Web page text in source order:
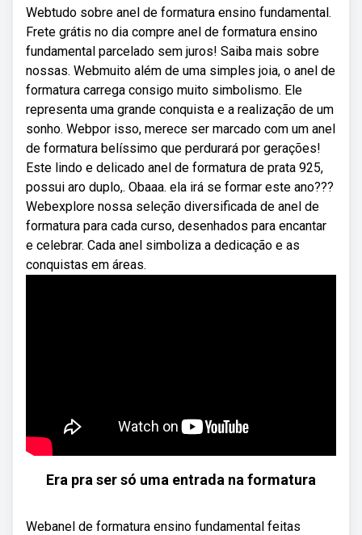
Webtudo sobre anel de formatura ensino fundamental.
Frete grátis no dia compre anel de formatura ensino
fundamental parcelado sem juros! Saiba mais sobre
nossas. Webmuito além de uma simples joia, o anel de
formatura carrega consigo muito simbolismo. Ele
representa uma grande conquista e a realização de um
sonho. Webpor isso, merece ser marcado com um anel
de formatura belíssimo que perdurará por gerações!
Este lindo e delicado anel de formatura de prata 925,
possui aro duplo,. Obaaa. ela irá se formar este ano???
Webexplore nossa seleção diversificada de anel de
formatura para cada curso, desenhados para encantar
e celebrar. Cada anel simboliza a dedicação e as
conquistas em áreas.
Era pra ser só uma entrada na formatura
Webanel de formatura ensino fundamental feitas